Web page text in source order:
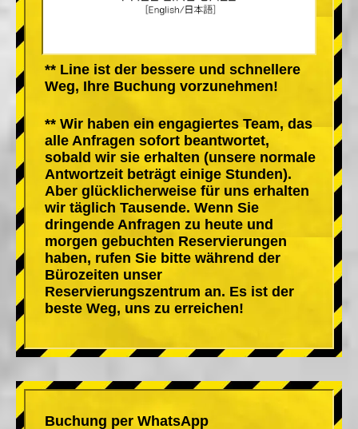
** Line ist der bessere und schnellere
Weg, Ihre Buchung vorzunehmen!
** Wir haben ein engagiertes Team, das
alle Anfragen sofort beantwortet,
sobald wir sie erhalten (unsere normale
Antwortzeit beträgt einige Stunden).
Aber glücklicherweise für uns erhalten
wir täglich Tausende. Wenn Sie
dringende Anfragen zu heute und
morgen gebuchten Reservierungen
haben, rufen Sie bitte während der
Bürozeiten unser
Reservierungszentrum an. Es ist der
beste Weg, uns zu erreichen!
Buchung per WhatsApp